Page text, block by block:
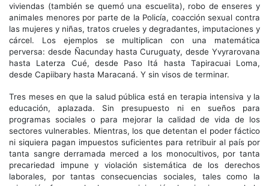
viviendas (también se quemó una escuelita), robo de enseres y
animales menores por parte de la Policía, coacción sexual contra
las mujeres y niñas, tratos crueles y degradantes, imputaciones y
cárcel. Los ejemplos se multiplican con una matemática
perversa: desde Ñacunday hasta Curuguaty, desde Yvyrarovana
hasta Laterza Cué, desde Paso Itá hasta Tapiracuai Loma,
desde Capiibary hasta Maracaná. Y sin visos de terminar.
Tres meses en que la salud pública está en terapia intensiva y la
educación, aplazada. Sin presupuesto ni en sueños para
programas sociales o para mejorar la calidad de vida de los
sectores vulnerables. Mientras, los que detentan el poder fáctico
ni siquiera pagan impuestos suficientes para retribuir al país por
tanta sangre derramada merced a los monocultivos, por tanta
precariedad impune y violación sistemática de los derechos
laborales, por tantas consecuencias sociales, tales como la